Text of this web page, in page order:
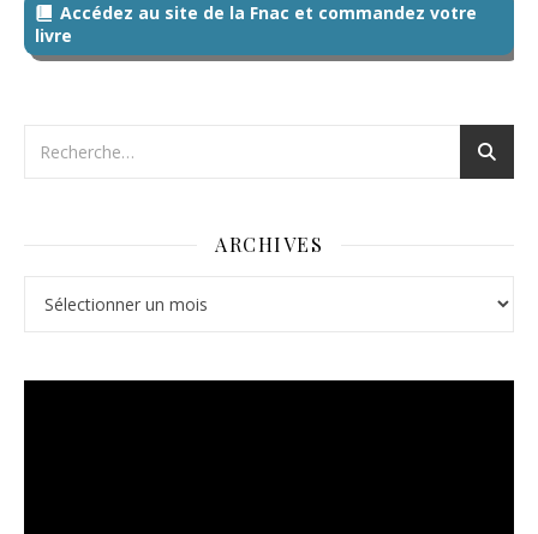
Accédez au site de la Fnac et commandez votre
livre
ARCHIVES